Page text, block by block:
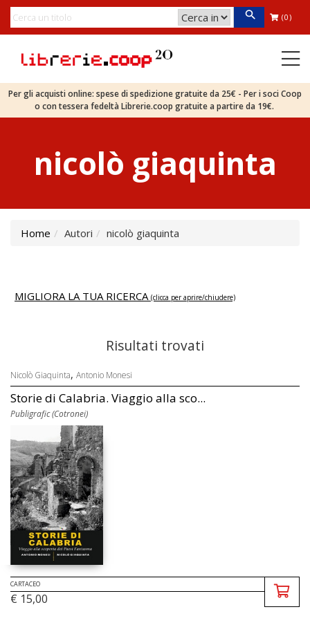
(0)
Per gli acquisti online: spese di spedizione gratuite da 25€ - Per i soci Coop
o con tessera fedeltà Librerie.coop gratuite a partire da 19€.
nicolò giaquinta
Home Autori nicolò giaquinta
MIGLIORA LA TUA RICERCA (clicca per aprire/chiudere)
Risultati trovati
Nicolò Giaquinta, Antonio Monesi
Storie di Calabria. Viaggio alla sco...
Publigrafic (Cotronei)
CARTACEO
€ 15,00